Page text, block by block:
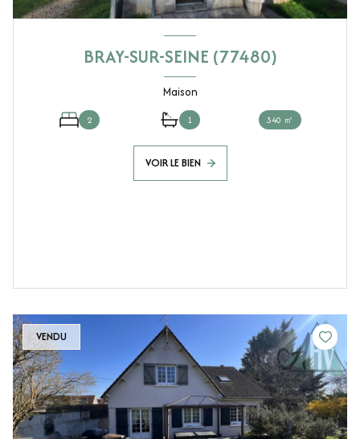
BRAY-SUR-SEINE (77480)
Maison
2 1 340 ㎡
VOIR LE BIEN
VENDU